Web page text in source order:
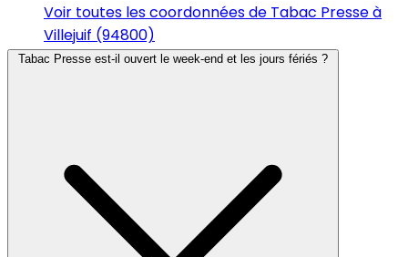
Voir toutes les coordonnées de Tabac Presse à
Villejuif (94800)
Tabac Presse est-il ouvert le week-end et les jours fériés ?